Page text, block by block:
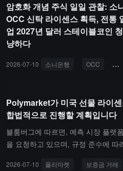
초과하여 현지 성인 인구의 약 15%
벌 CEO인 David Vélez는 2030년까
자할 것으로 예상하고 있습니다. 완
써 Nubank는 저비용 예금을 통해 일
할 수 있을 것으로 기대하고 있습니다.
암호화 개념 주식 일일 관찰: 소
OCC 신탁 라이센스 획득, 전통
업 2027년 달러 스테이블코인
냥하다
2026-07-10 소니은행 OCC
Polymarket가 미국 선물 라이
합법적으로 진행할 계획입니다
블룸버그에 따르면, 예측 시장 플랫
을 요청하고 있으며, 규정 준수에 따
미국 국가선물협회(NFA)에 선물 중
2026-07-10 폴리마켓 보증금 거래